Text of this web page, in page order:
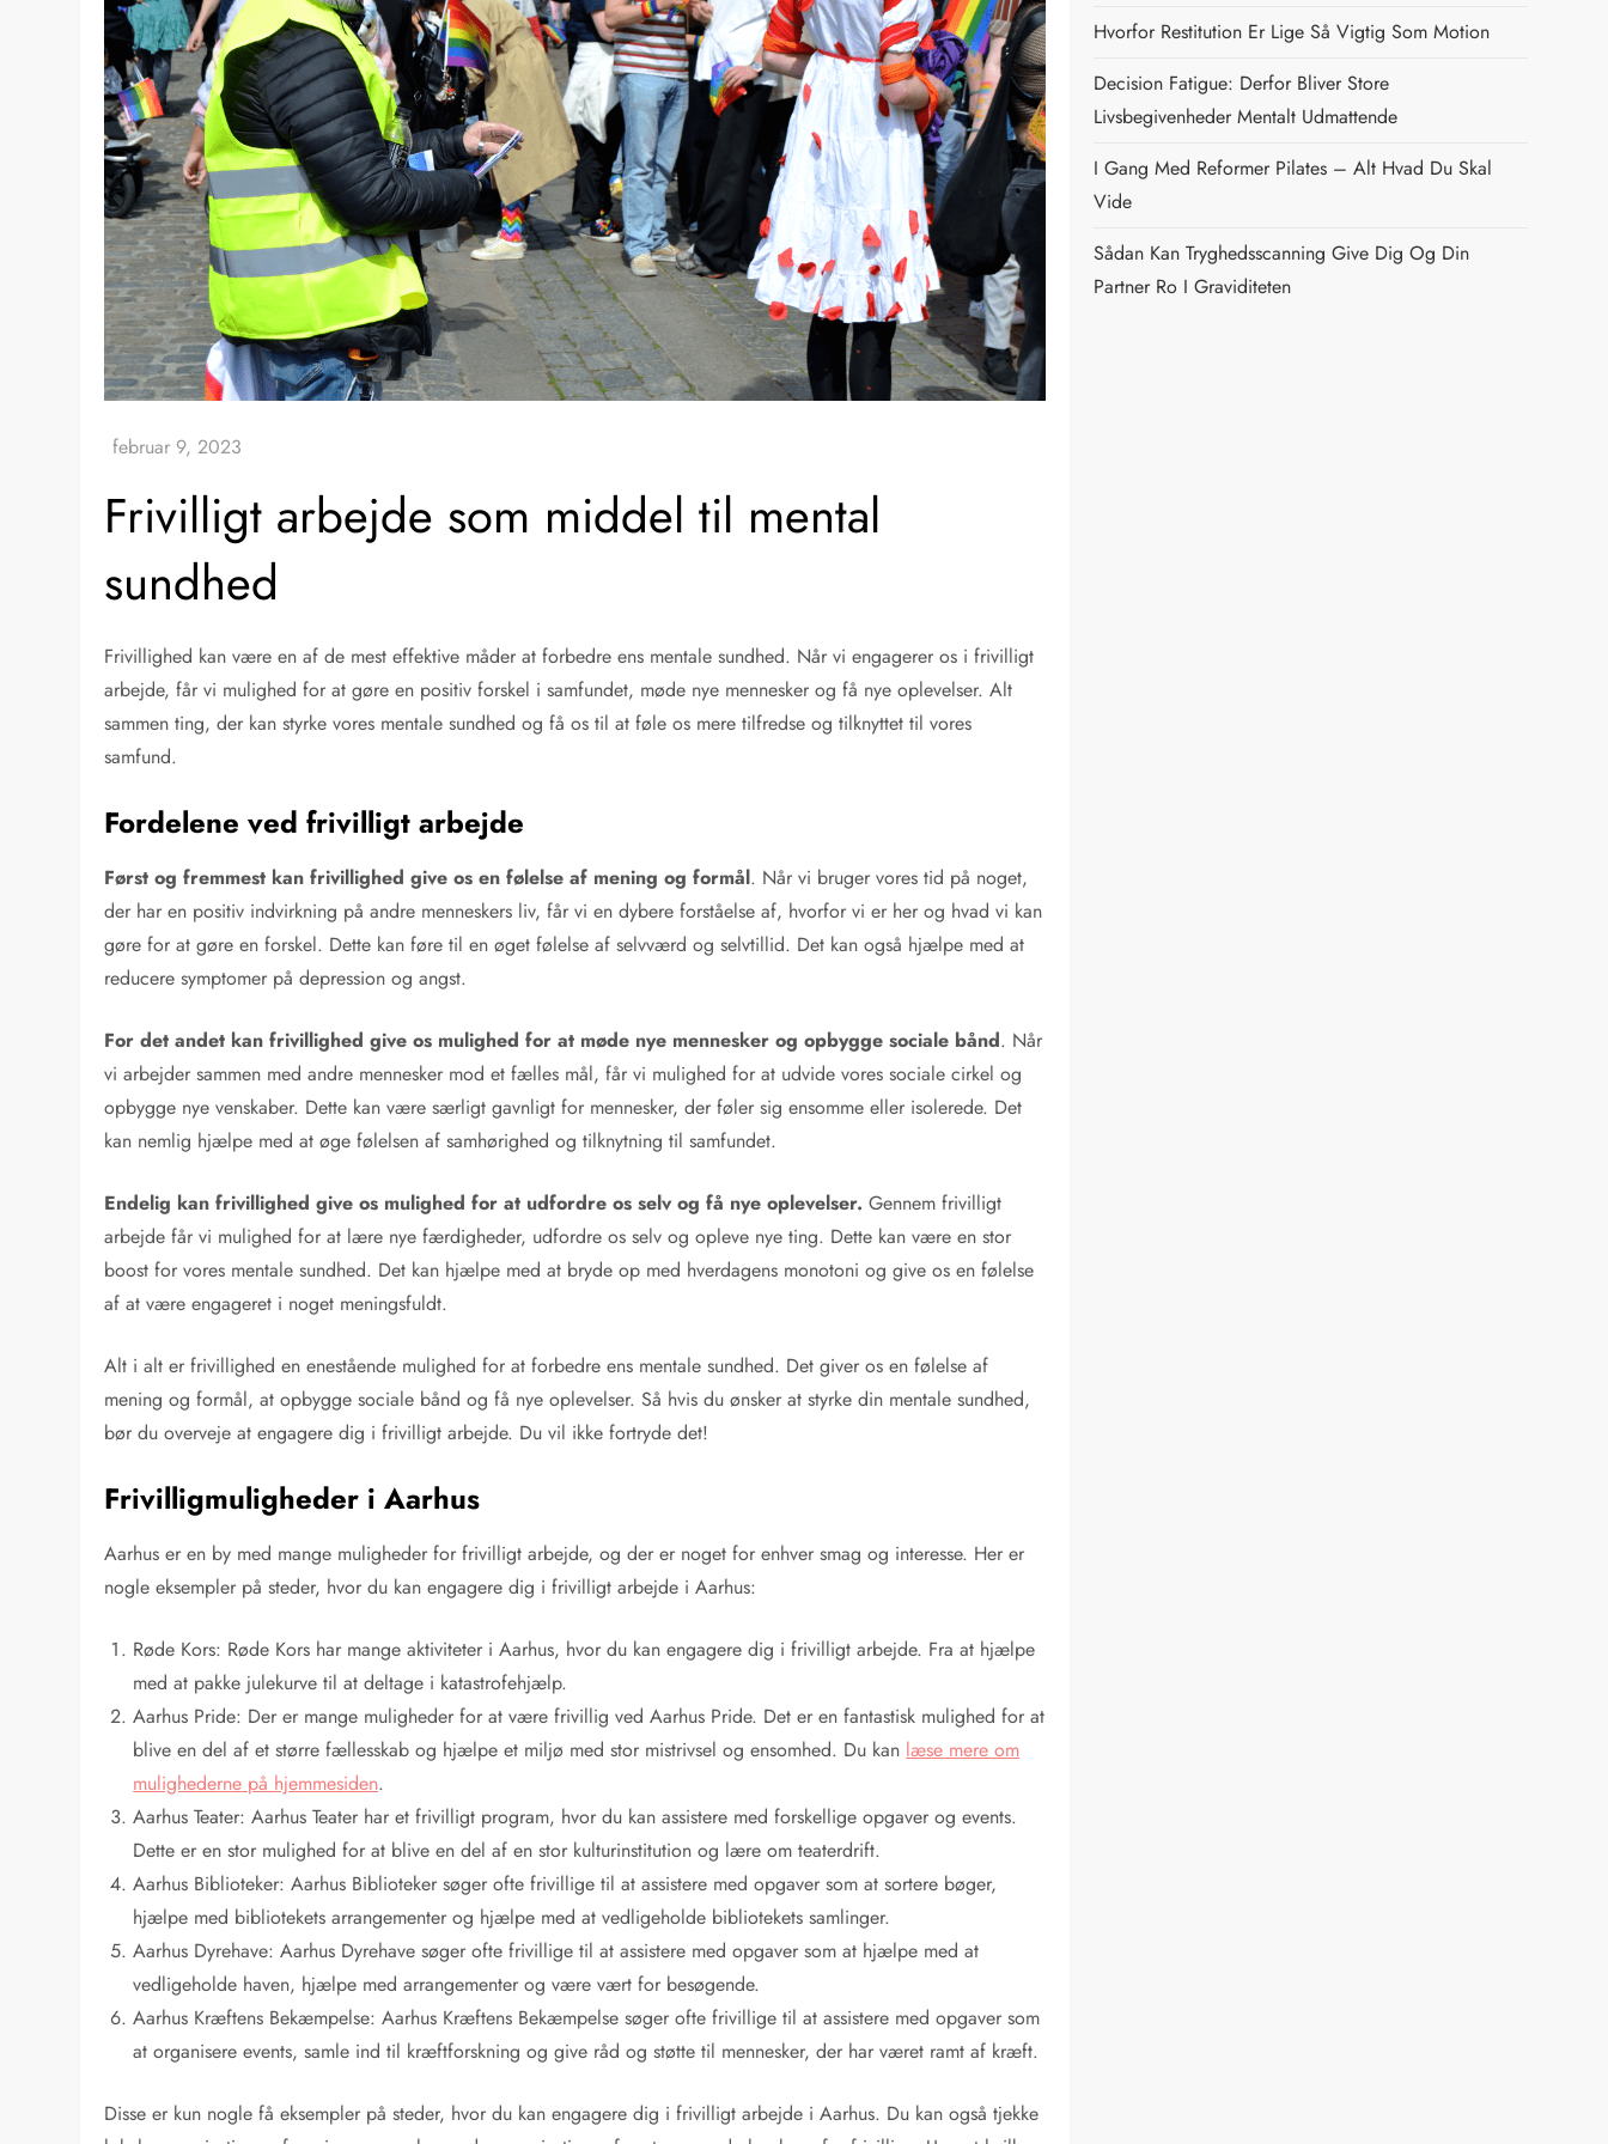
Frivilligt arbejde som middel til mental
sundhed
Frivillighed kan være en af de mest effektive måder at forbedre ens mentale sundhed. Når vi engagerer os i frivilligt
arbejde, får vi mulighed for at gøre en positiv forskel i samfundet, møde nye mennesker og få nye oplevelser. Alt
sammen ting, der kan styrke vores mentale sundhed og få os til at føle os mere tilfredse og tilknyttet til vores
samfund.
Fordelene ved frivilligt arbejde
Først og fremmest kan frivillighed give os en følelse af mening og formål. Når vi bruger vores tid på noget,
der har en positiv indvirkning på andre menneskers liv, får vi en dybere forståelse af, hvorfor vi er her og hvad vi kan
gøre for at gøre en forskel. Dette kan føre til en øget følelse af selvværd og selvtillid. Det kan også hjælpe med at
reducere symptomer på depression og angst.
For det andet kan frivillighed give os mulighed for at møde nye mennesker og opbygge sociale bånd. Når
vi arbejder sammen med andre mennesker mod et fælles mål, får vi mulighed for at udvide vores sociale cirkel og
opbygge nye venskaber. Dette kan være særligt gavnligt for mennesker, der føler sig ensomme eller isolerede. Det
kan nemlig hjælpe med at øge følelsen af samhørighed og tilknytning til samfundet.
Endelig kan frivillighed give os mulighed for at udfordre os selv og få nye oplevelser. Gennem frivilligt
arbejde får vi mulighed for at lære nye færdigheder, udfordre os selv og opleve nye ting. Dette kan være en stor
boost for vores mentale sundhed. Det kan hjælpe med at bryde op med hverdagens monotoni og give os en følelse
af at være engageret i noget meningsfuldt.
Alt i alt er frivillighed en enestående mulighed for at forbedre ens mentale sundhed. Det giver os en følelse af
mening og formål, at opbygge sociale bånd og få nye oplevelser. Så hvis du ønsker at styrke din mentale sundhed,
bør du overveje at engagere dig i frivilligt arbejde. Du vil ikke fortryde det!
Frivilligmuligheder i Aarhus
Aarhus er en by med mange muligheder for frivilligt arbejde, og der er noget for enhver smag og interesse. Her er
nogle eksempler på steder, hvor du kan engagere dig i frivilligt arbejde i Aarhus:
Røde Kors: Røde Kors har mange aktiviteter i Aarhus, hvor du kan engagere dig i frivilligt arbejde. Fra at hjælpe
med at pakke julekurve til at deltage i katastrofehjælp.
Aarhus Pride: Der er mange muligheder for at være frivillig ved Aarhus Pride. Det er en fantastisk mulighed for at
blive en del af et større fællesskab og hjælpe et miljø med stor mistrivsel og ensomhed. Du kan læse mere om
mulighederne på hjemmesiden.
Aarhus Teater: Aarhus Teater har et frivilligt program, hvor du kan assistere med forskellige opgaver og events.
Dette er en stor mulighed for at blive en del af en stor kulturinstitution og lære om teaterdrift.
Aarhus Biblioteker: Aarhus Biblioteker søger ofte frivillige til at assistere med opgaver som at sortere bøger,
hjælpe med bibliotekets arrangementer og hjælpe med at vedligeholde bibliotekets samlinger.
Aarhus Dyrehave: Aarhus Dyrehave søger ofte frivillige til at assistere med opgaver som at hjælpe med at
vedligeholde haven, hjælpe med arrangementer og være vært for besøgende.
Aarhus Kræftens Bekæmpelse: Aarhus Kræftens Bekæmpelse søger ofte frivillige til at assistere med opgaver som
at organisere events, samle ind til kræftforskning og give råd og støtte til mennesker, der har været ramt af kræft.
Disse er kun nogle få eksempler på steder, hvor du kan engagere dig i frivilligt arbejde i Aarhus. Du kan også tjekke
Hvorfor Restitution Er Lige Så Vigtig Som Motion
Decision Fatigue: Derfor Bliver Store
Livsbegivenheder Mentalt Udmattende
I Gang Med Reformer Pilates – Alt Hvad Du Skal
Vide
Sådan Kan Tryghedsscanning Give Dig Og Din
Partner Ro I Graviditeten